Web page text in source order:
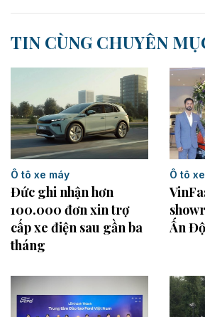
TIN CÙNG CHUYÊN
Ô tô xe máy
Đức ghi nhận hơn
100.000 đơn xin trợ
cấp xe điện sau gần ba
tháng
Ô tô
Ấn Độ